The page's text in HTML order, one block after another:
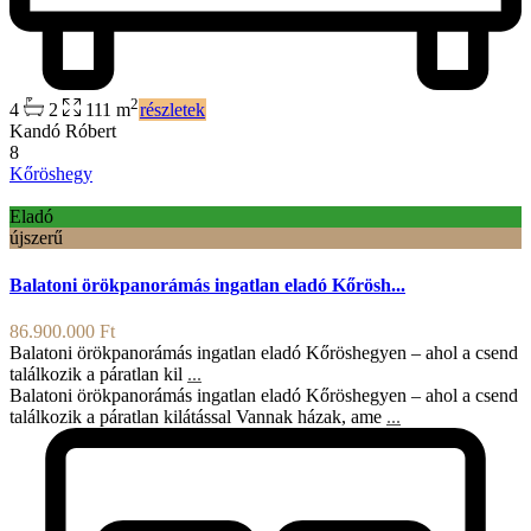
4 2 111 m2részletek
Kandó Róbert
8
Kőröshegy
Eladó
újszerű
Balatoni örökpanorámás ingatlan eladó Kőrösh...
86.900.000 Ft
Balatoni örökpanorámás ingatlan eladó Kőröshegyen – ahol a csend
találkozik a páratlan kil ...
Balatoni örökpanorámás ingatlan eladó Kőröshegyen – ahol a csend
találkozik a páratlan kilátással Vannak házak, ame ...